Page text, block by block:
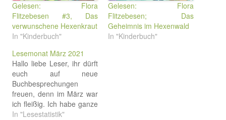
Gelesen: Flora
Flitzebesen #3, Das
verwunschene Hexenkraut
In "Kinderbuch"
Gelesen: Flora
Flitzebesen; Das
Geheimnis im Hexenwald
In "Kinderbuch"
Lesemonat März 2021
Hallo liebe Leser, ihr dürft
euch auf neue
Buchbesprechungen
freuen, denn im März war
ich fleißig. Ich habe ganze
acht Bücher (1.489 Seiten)
In "Lesestatistik"